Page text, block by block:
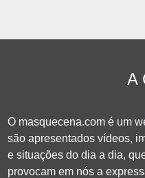
A
O masquecena.com é um
são apresentados vídeos,
e situações do dia a dia,
provocam em nós a